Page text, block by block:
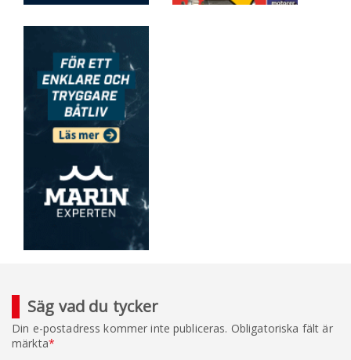
Säg vad du tycker
Din e-postadress kommer inte publiceras. Obligatoriska fält är
märkta*